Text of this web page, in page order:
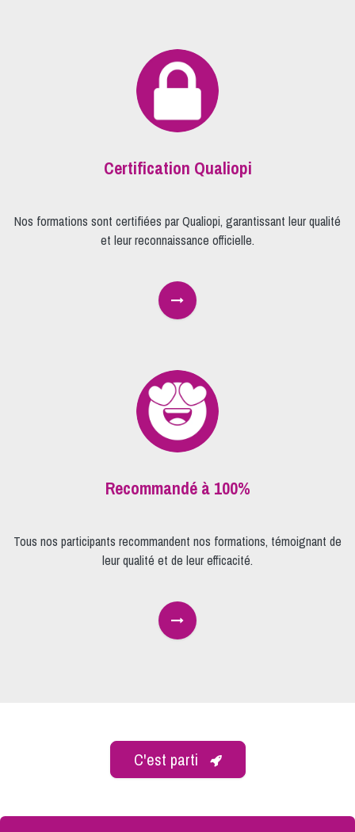
Certification Qualiopi
Nos formations sont certifiées par Qualiopi, garantissant leur qualité
et leur reconnaissance officielle.
Recommandé à 100%
Tous nos participants recommandent nos formations, témoignant de
leur qualité et de leur efficacité.
C'est parti